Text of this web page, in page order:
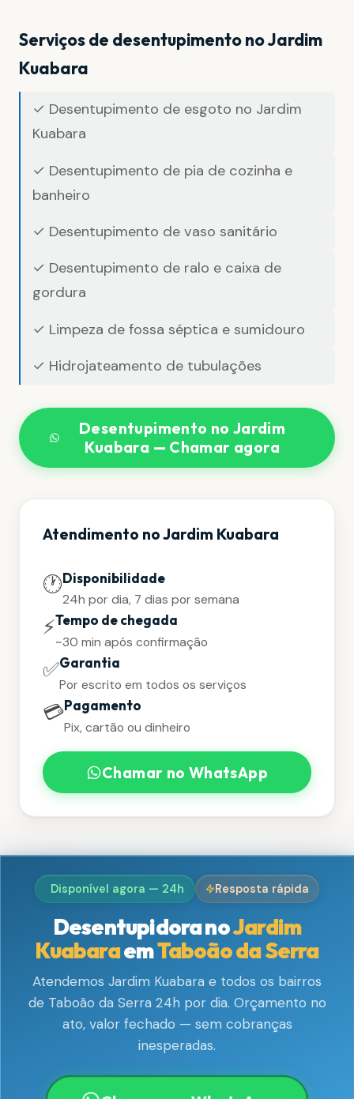
Serviços de desentupimento no Jardim
Kuabara
✓ Desentupimento de esgoto no Jardim
Kuabara
✓ Desentupimento de pia de cozinha e
banheiro
✓ Desentupimento de vaso sanitário
✓ Desentupimento de ralo e caixa de
gordura
✓ Limpeza de fossa séptica e sumidouro
✓ Hidrojateamento de tubulações
Desentupimento no Jardim
Kuabara — Chamar agora
Atendimento no Jardim Kuabara
🕐Disponibilidade
24h por dia, 7 dias por semana
⚡Tempo de chegada
~30 min após confirmação
✅Garantia
Por escrito em todos os serviços
💳Pagamento
Pix, cartão ou dinheiro
Chamar no WhatsApp
Disponível agora — 24h Resposta rápida
Desentupidora noJardim
KuabaraemTaboão da Serra
Atendemos Jardim Kuabara e todos os bairros
de Taboão da Serra 24h por dia. Orçamento no
ato, valor fechado — sem cobranças
inesperadas.